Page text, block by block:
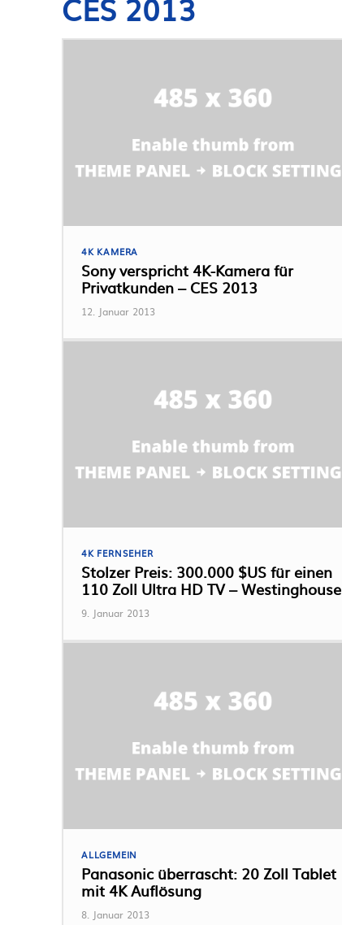
4K KAMERA
Sony verspricht 4K-Kamera für
Privatkunden – CES 2013
12. Januar 2013
4K FERNSEHER
Stolzer Preis: 300.000 $US für einen
110 Zoll Ultra HD TV – Westinghouse
9. Januar 2013
ALLGEMEIN
Panasonic überrascht: 20 Zoll Tablet
mit 4K Auflösung
8. Januar 2013